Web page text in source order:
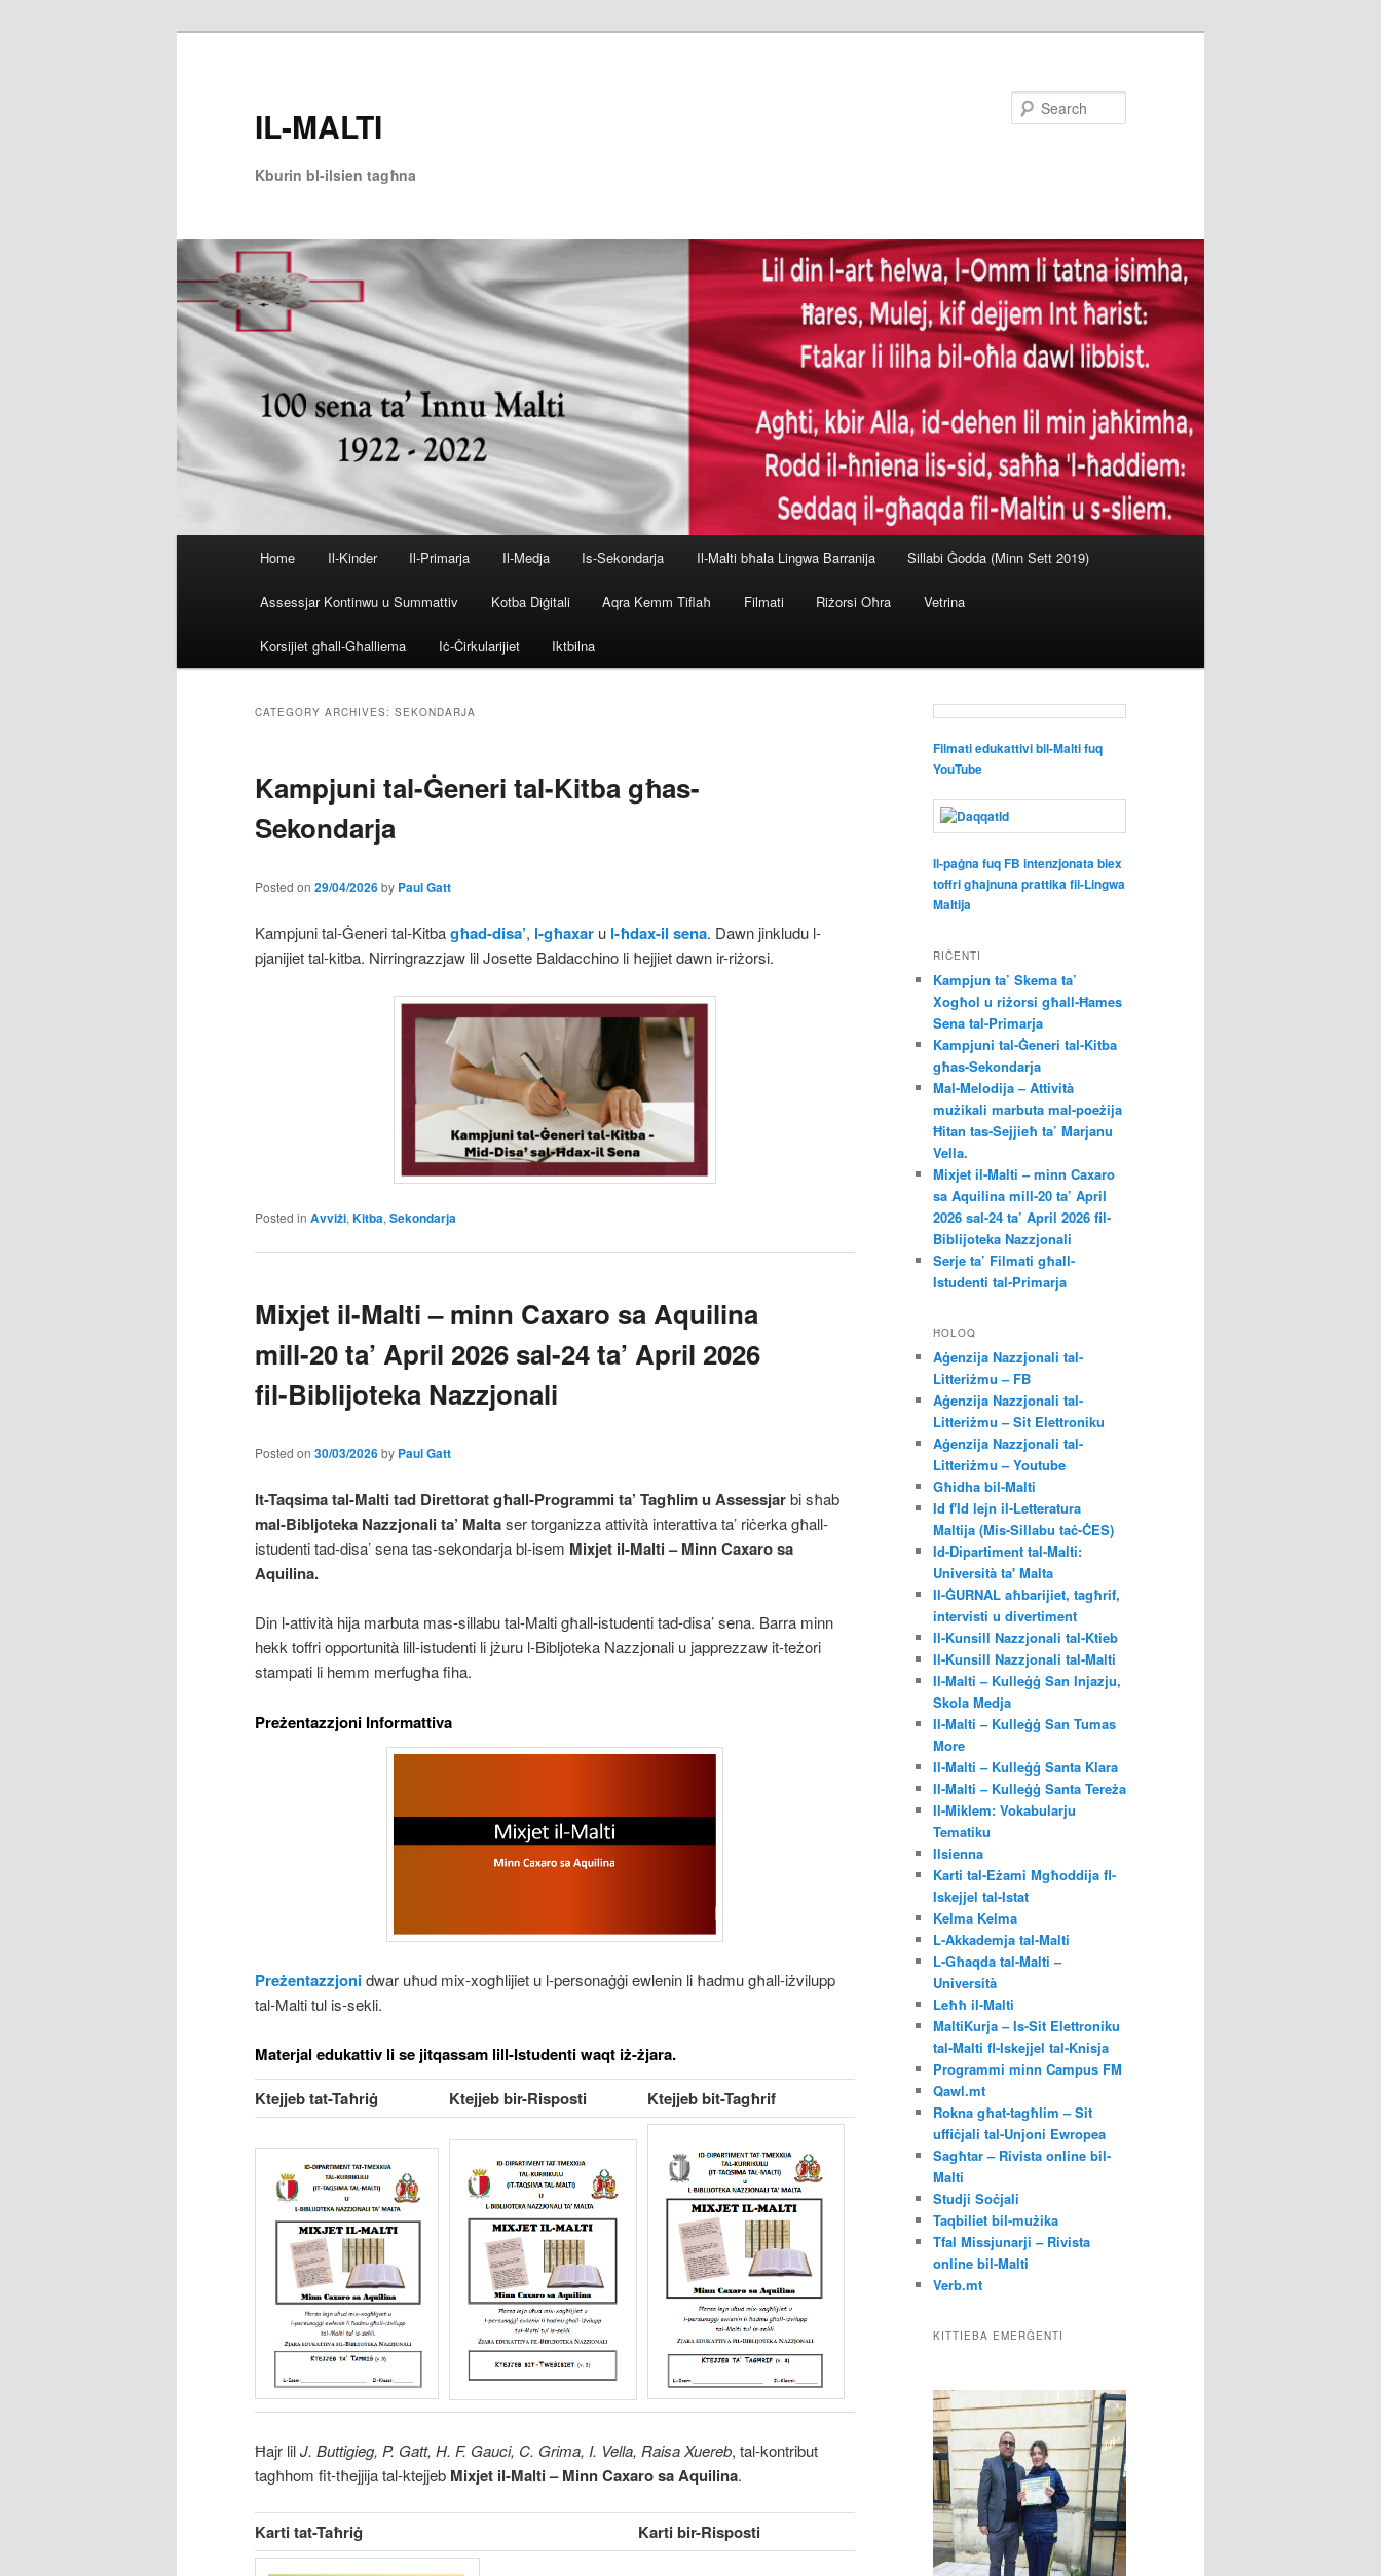
IL-MALTI
Kburin bl-ilsien tagħna
Home Il-Kinder Il-Primarja Il-Medja Is-Sekondarja Il-Malti bħala Lingwa Barranija Sillabi Ġodda (Minn Sett 2019)
Assessjar Kontinwu u Summattiv Kotba Diġitali Aqra Kemm Tiflaħ Filmati Riżorsi Oħra Vetrina
Korsijiet għall-Għalliema Iċ-Ċirkularijiet Iktbilna
CATEGORY ARCHIVES: SEKONDARJA
Kampjuni tal-Ġeneri tal-Kitba għas-
Sekondarja
Posted on 29/04/2026by Paul Gatt
Kampjuni tal-Ġeneri tal-Kitbagħad-disa’, l-għaxar u l-ħdax-il sena. Dawn jinkludu l-
pjanijiet tal-kitba. Nirringrazzjaw lil Josette Baldacchino li ħejjiet dawn ir-riżorsi.
Posted in Avviżi, Kitba, Sekondarja
Mixjet il-Malti – minn Caxaro sa Aquilina
mill-20 ta’ April 2026 sal-24 ta’ April 2026
fil-Biblijoteka Nazzjonali
Posted on 30/03/2026by Paul Gatt
It-Taqsima tal-Malti tad Direttorat għall-Programmi ta’ Tagħlim u Assessjarbi sħab
mal-Bibljoteka Nazzjonali ta’ Maltaser torganizza attività interattiva ta’ riċerka għall-
istudenti tad-disa’ sena tas-sekondarja bl-isem Mixjet il-Malti – Minn Caxaro sa
Aquilina.
Din l-attività hija marbuta mas-sillabu tal-Malti għall-istudenti tad-disa’ sena. Barra minn
hekk toffri opportunità lill-istudenti li jżuru l-Bibljoteka Nazzjonali u japprezzaw it-teżori
stampati li hemm merfugħa fiha.
Preżentazzjoni Informattiva
Preżentazzjonidwar uħud mix-xogħlijiet u l-personaġġi ewlenin li ħadmu għall-iżvilupp
tal-Malti tul is-sekli.
Materjal edukattiv li se jitqassam lill-Istudenti waqt iż-żjara.
Ktejjeb tat-Taħriġ
Ktejjeb bir-Risposti Ktejjeb bit-Tagħrif
Ħajr lilJ. Buttigieg, P. Gatt, H. F. Gauci, C. Grima, I. Vella, Raisa Xuereb, tal-kontribut
tagħhom fit-tħejjija tal-ktejjeb Mixjet il-Malti – Minn Caxaro sa Aquilina.
Karti tat-Taħriġ Karti bir-Risposti
Filmati edukattivi bil-Malti fuq
YouTube
Il-paġna fuq FB intenzjonata biex
toffri għajnuna prattika fil-Lingwa
Maltija
RIĊENTI
Kampjun ta’ Skema ta’
Xogħol u riżorsi għall-Ħames
Sena tal-Primarja
Kampjuni tal-Ġeneri tal-Kitba
għas-Sekondarja
Mal-Melodija – Attività
mużikali marbuta mal-poeżija
Ħitan tas-Sejjieħ ta’ Marjanu
Vella.
Mixjet il-Malti – minn Caxaro
sa Aquilina mill-20 ta’ April
2026 sal-24 ta’ April 2026 fil-
Biblijoteka Nazzjonali
Serje ta’ Filmati għall-
Istudenti tal-Primarja
ĦOLOQ
Aġenzija Nazzjonali tal-
Litteriżmu – FB
Aġenzija Nazzjonali tal-
Litteriżmu – Sit Elettroniku
Aġenzija Nazzjonali tal-
Litteriżmu – Youtube
Għidha bil-Malti
Id f'Id lejn il-Letteratura
Maltija (Mis-Sillabu taċ-ĊES)
Id-Dipartiment tal-Malti:
Università ta' Malta
Il-ĠURNAL aħbarijiet, tagħrif,
intervisti u divertiment
Il-Kunsill Nazzjonali tal-Ktieb
Il-Kunsill Nazzjonali tal-Malti
Il-Malti – Kulleġġ San Injazju,
Skola Medja
Il-Malti – Kulleġġ San Tumas
More
Il-Malti – Kulleġġ Santa Klara
Il-Malti – Kulleġġ Santa Tereża
Il-Miklem: Vokabularju
Tematiku
Ilsienna
Karti tal-Eżami Mgħoddija fl-
Iskejjel tal-Istat
Kelma Kelma
L-Akkademja tal-Malti
L-Għaqda tal-Malti –
Università
Leħħ il-Malti
MaltiKurja – Is-Sit Elettroniku
tal-Malti fl-Iskejjel tal-Knisja
Programmi minn Campus FM
Qawl.mt
Rokna għat-tagħlim – Sit
uffiċjali tal-Unjoni Ewropea
Sagħtar – Rivista online bil-
Malti
Studji Soċjali
Taqbiliet bil-mużika
Tfal Missjunarji – Rivista
online bil-Malti
Verb.mt
KITTIEBA EMERĠENTI